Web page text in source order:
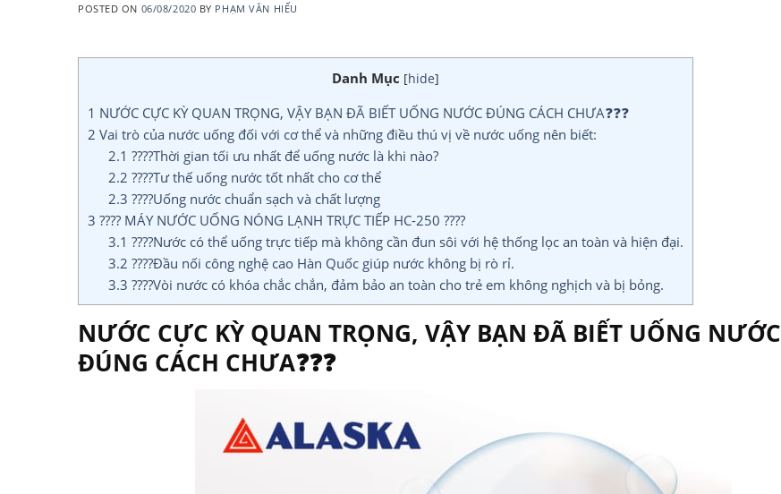
POSTED ON 06/08/2020 BY PHẠM VĂN HIẾU
Danh Mục [hide]
1 NƯỚC CỰC KỲ QUAN TRỌNG, VẬY BẠN ĐÃ BIẾT UỐNG NƯỚC ĐÚNG CÁCH CHƯA❓❓❓
2 Vai trò của nước uống đối với cơ thể và những điều thú vị về nước uống nên biết:
2.1 ????Thời gian tối ưu nhất để uống nước là khi nào?
2.2 ????Tư thế uống nước tốt nhất cho cơ thể
2.3 ????Uống nước chuẩn sạch và chất lượng
3 ???? MÁY NƯỚC UỐNG NÓNG LẠNH TRỰC TIẾP HC-250 ????
3.1 ????Nước có thể uống trực tiếp mà không cần đun sôi với hệ thống lọc an toàn và hiện đại.
3.2 ????Đầu nối công nghệ cao Hàn Quốc giúp nước không bị rò rỉ.
3.3 ????Vòi nước có khóa chắc chắn, đảm bảo an toàn cho trẻ em không nghịch và bị bỏng.
NƯỚC CỰC KỲ QUAN TRỌNG, VẬY BẠN ĐÃ BIẾT UỐNG NƯỚC
ĐÚNG CÁCH CHƯA❓❓❓